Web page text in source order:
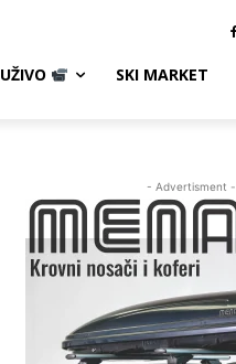
UŽIVO SKI MARKET
- Advertisment -